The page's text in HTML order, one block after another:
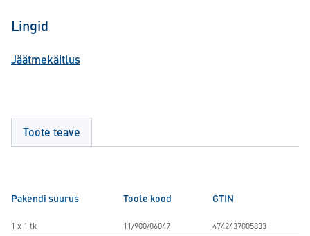
Lingid
Jäätmekäitlus
Toote teave
Pakendi suurus Toote kood GTIN
1 x 1 tk 11/900/06047 4742437005833